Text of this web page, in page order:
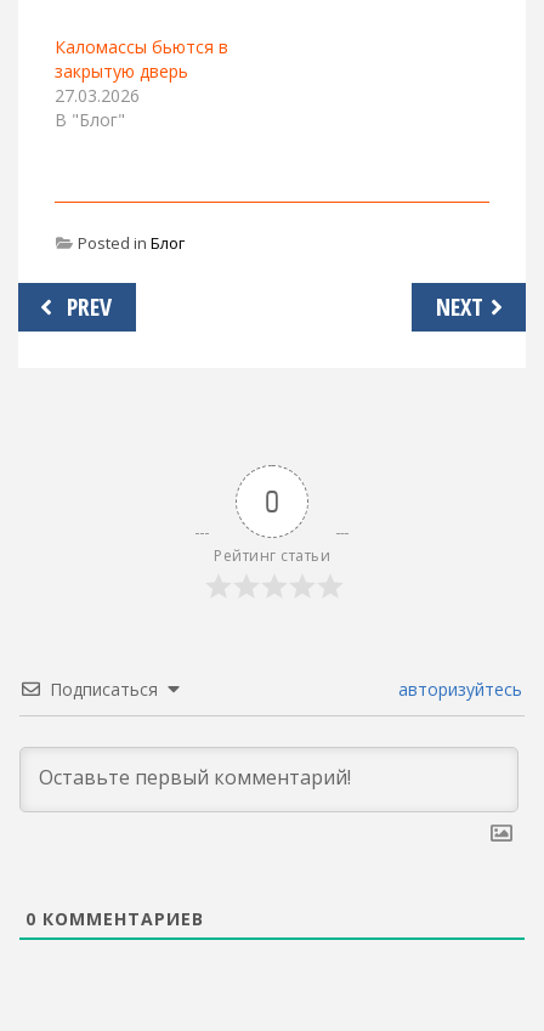
Каломассы бьются в
закрытую дверь
27.03.2026
В "Блог"
Posted in Блог
Навигация
по
PREV NEXT
0
Рейтинг статьи
Подписаться авторизуйтесь
0 КОММЕНТАРИЕВ